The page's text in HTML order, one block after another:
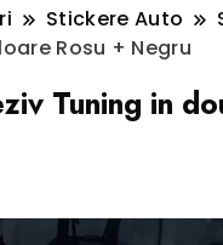
Stickere Auto
Rosu + Negru
Tuning in